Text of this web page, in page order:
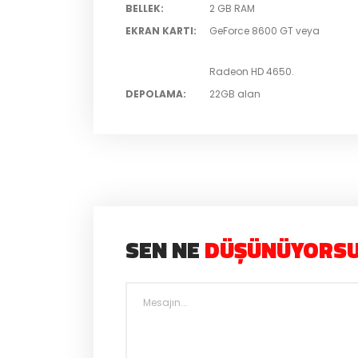
BELLEK:
2 GB RAM
EKRAN KARTI: GeForce 8600 GT veya
Radeon HD 4650.
DEPOLAMA: 22GB alan
SEN NE